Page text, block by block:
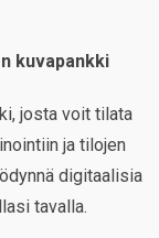
kuvapankki
josta voit tilata
ja tilojen
digitaalisia
tavalla.